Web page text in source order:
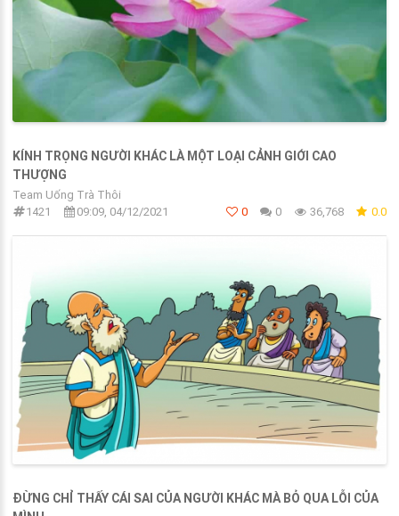
KÍNH TRỌNG NGƯỜI KHÁC LÀ MỘT LOẠI CẢNH GIỚI CAO
THƯỢNG
Team Uống Trà Thôi
1421
09:09, 04/12/2021 0 0 36,768 0.0
ĐỪNG CHỈ THẤY CÁI SAI CỦA NGƯỜI KHÁC MÀ BỎ QUA LỖI CỦA